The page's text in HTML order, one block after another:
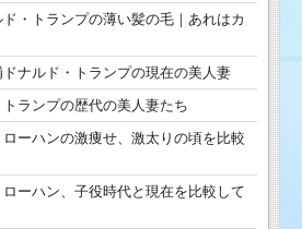
ド・トランプの薄い髪の毛｜あれはカ
ドナルド・トランプの現在の美人妻
トランプの歴代の美人妻たち
ローハンの激痩せ、激太りの頃を比較
ローハン、子役時代と現在を比較して